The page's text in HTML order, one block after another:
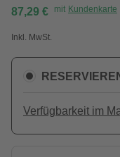
87,29 € mit Kundenkarte
Inkl. MwSt.
Verfügbarkeit im